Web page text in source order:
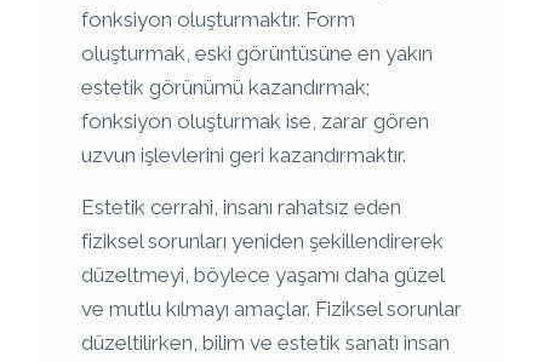
fonksiyon oluşturmaktır. Form
oluşturmak, eski görüntüsüne en yakın
estetik görünümü kazandırmak;
fonksiyon oluşturmak ise, zarar gören
uzvun işlevlerini geri kazandırmaktır.
Estetik cerrahi, insanı rahatsız eden
fiziksel sorunları yeniden şekillendirerek
düzeltmeyi, böylece yaşamı daha güzel
ve mutlu kılmayı amaçlar. Fiziksel sorunlar
düzeltilirken, bilim ve estetik sanatı insan